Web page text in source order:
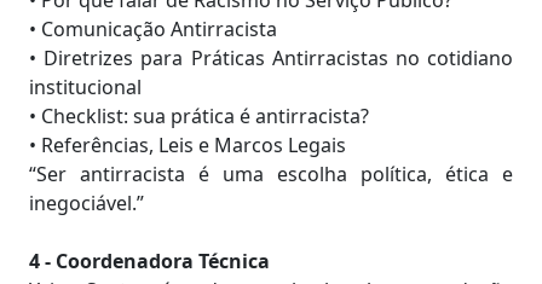
• Comunicação Antirracista
• Diretrizes para Práticas Antirracistas no cotidiano
institucional
• Checklist: sua prática é antirracista?
• Referências, Leis e Marcos Legais
“Ser antirracista é uma escolha política, ética e
inegociável.”
4 - Coordenadora Técnica